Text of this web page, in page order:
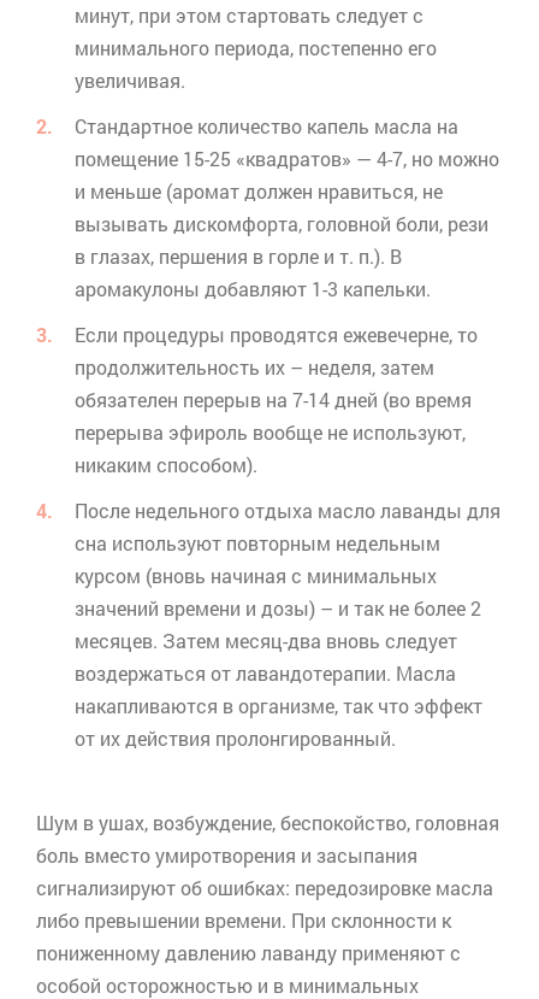
минут, при этом стартовать следует с
минимального периода, постепенно его
увеличивая.
Стандартное количество капель масла на
помещение 15-25 «квадратов» — 4-7, но можно
и меньше (аромат должен нравиться, не
вызывать дискомфорта, головной боли, рези
в глазах, першения в горле и т. п.). В
аромакулоны добавляют 1-3 капельки.
Если процедуры проводятся ежевечерне, то
продолжительность их – неделя, затем
обязателен перерыв на 7-14 дней (во время
перерыва эфироль вообще не используют,
никаким способом).
После недельного отдыха масло лаванды для
сна используют повторным недельным
курсом (вновь начиная с минимальных
значений времени и дозы) – и так не более 2
месяцев. Затем месяц-два вновь следует
воздержаться отлавандотерапии. Масла
накапливаются в организме, так что эффект
от их действия пролонгированный.
Шум в ушах, возбуждение, беспокойство, головная
боль вместо умиротворения и засыпания
сигнализируют об ошибках: передозировке масла
либо превышении времени. При склонности к
пониженному давлению лаванду применяют с
особой осторожностью и в минимальных